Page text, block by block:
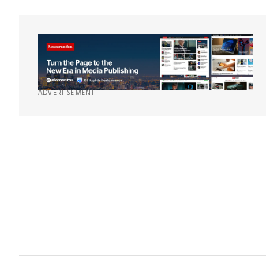
ADVERTISEMENT